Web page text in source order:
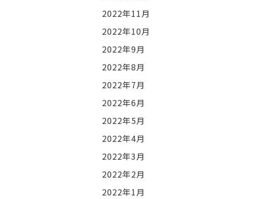
2022年11月
2022年10月
2022年9月
2022年8月
2022年7月
2022年6月
2022年5月
2022年4月
2022年3月
2022年2月
2022年1月